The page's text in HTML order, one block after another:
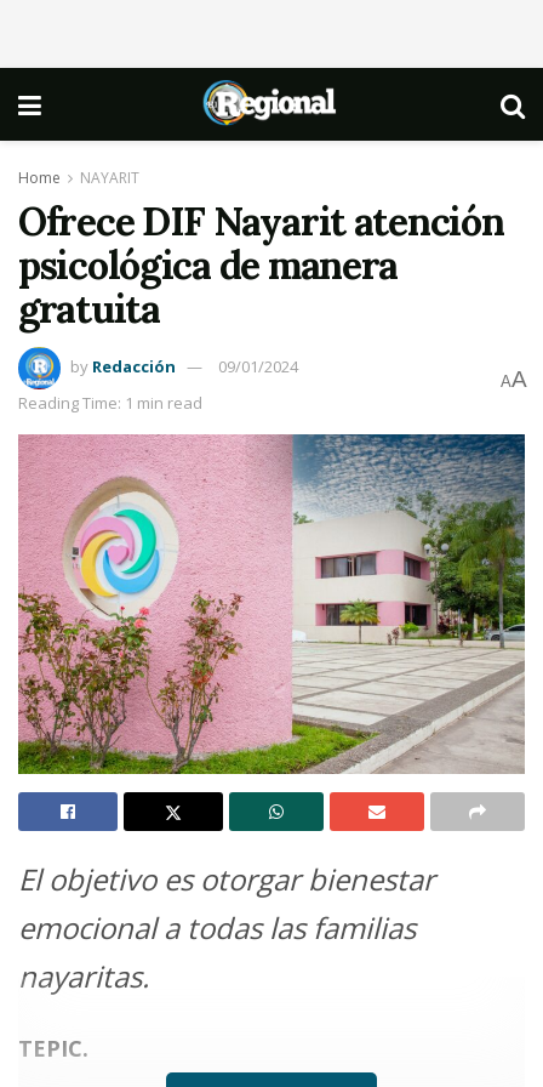
Home NAYARIT
Ofrece DIF Nayarit atención
psicológica de manera
gratuita
by Redacción
09/01/2024
Reading Time: 1 min read
AA
El objetivo es otorgar bienestar
emocional a todas las familias
nayaritas.
TEPIC.